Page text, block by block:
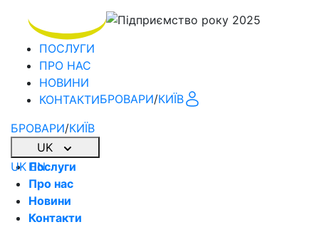
ПОСЛУГИ
ПРО НАС
НОВИНИ
КОНТАКТИ
БРОВАРИ/КИЇВ
UK
UKEN
БРОВАРИ/КИЇВ
Послуги
Про нас
Новини
Контакти